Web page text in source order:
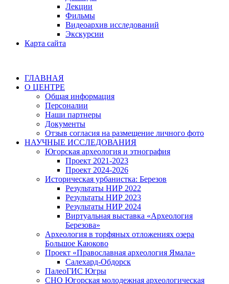
Лекции
Фильмы
Видеоархив исследований
Экскурсии
Карта сайта
ГЛАВНАЯ
О ЦЕНТРЕ
Общая информация
Персоналии
Наши партнеры
Документы
Отзыв согласия на размещение личного фото
НАУЧНЫЕ ИССЛЕДОВАНИЯ
Югорская археология и этнография
Проект 2021-2023
Проект 2024-2026
Историческая урбанистка: Березов
Результаты НИР 2022
Результаты НИР 2023
Результаты НИР 2024
Виртуальная выставка «Археология
Березова»
Археология в торфяных отложениях озера
Большое Каюково
Проект «Православная археология Ямала»
Салехард-Обдорск
ПалеоГИС Югры
СНО Югорская молодежная археологическая